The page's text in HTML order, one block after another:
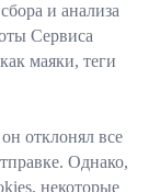
и анализа
Сервиса
маяки, теги
отклонял все
Однако,
некоторые